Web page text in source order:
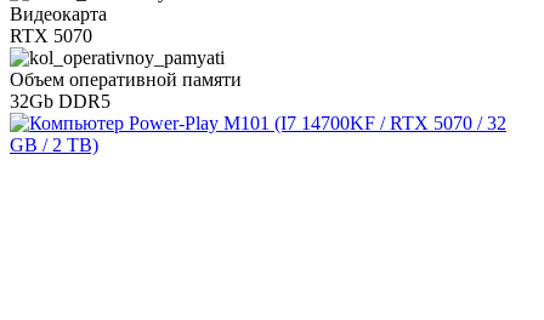
Видеокарта
RTX 5070
Объем оперативной памяти
32Gb DDR5